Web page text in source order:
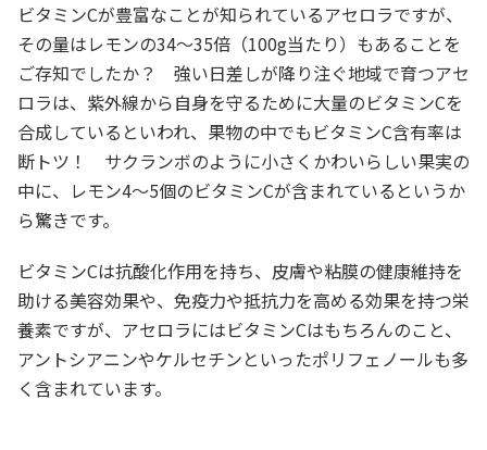
ビタミンCが豊富なことが知られているアセロラですが、
その量はレモンの34～35倍（100g当たり）もあることを
ご存知でしたか？ 強い日差しが降り注ぐ地域で育つアセ
ロラは、紫外線から自身を守るために大量のビタミンCを
合成しているといわれ、果物の中でもビタミンC含有率は
断トツ！ サクランボのように小さくかわいらしい果実の
中に、レモン4～5個のビタミンCが含まれているというか
ら驚きです。
ビタミンCは抗酸化作用を持ち、皮膚や粘膜の健康維持を
助ける美容効果や、免疫力や抵抗力を高める効果を持つ栄
養素ですが、アセロラにはビタミンCはもちろんのこと、
アントシアニンやケルセチンといったポリフェノールも多
く含まれています。